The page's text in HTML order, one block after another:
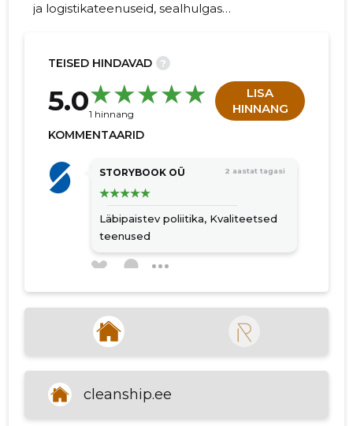
ja logistikateenuseid, sealhulgas
TEISED HINDAVAD ?
5.01 hinnang
LISA
HINNANG
KOMMENTAARID
STORYBOOK OÜ 2 aastat tagasi
Läbipaistev poliitika, Kvaliteetsed
teenused
cleanship.ee